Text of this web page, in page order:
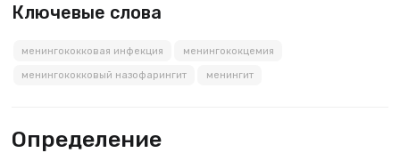
Ключевые слова
менингококковая инфекция менингококцемия
менингококковый назофарингит менингит
Определение